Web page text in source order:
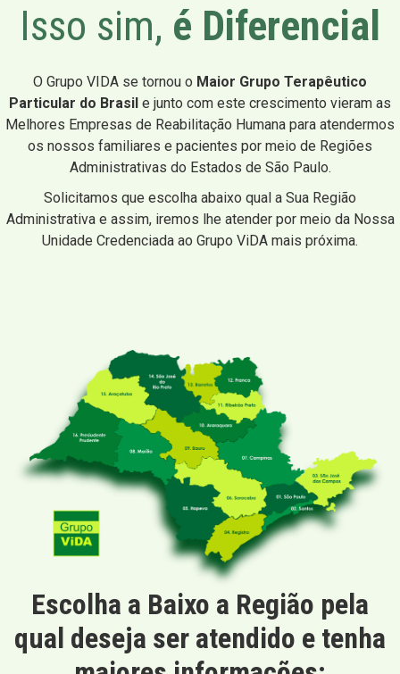
Isso sim, é Diferencial
O Grupo VIDA se tornou o Maior Grupo Terapêutico
Particular do Brasil e junto com este crescimento vieram as
Melhores Empresas de Reabilitação Humana para atendermos
os nossos familiares e pacientes por meio de Regiões
Administrativas do Estados de São Paulo.
Solicitamos que escolha abaixo qual a Sua Região
Administrativa e assim, iremos lhe atender por meio da Nossa
Unidade Credenciada ao Grupo ViDA mais próxima.
Escolha a Baixo a Região pela
qual deseja ser atendido e tenha